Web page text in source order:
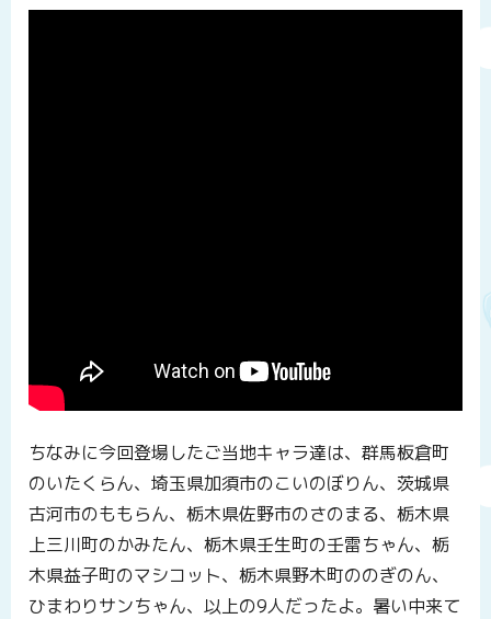
ちなみに今回登場したご当地キャラ達は、群馬板倉町
のいたくらん、埼玉県加須市のこいのぼりん、茨城県
古河市のももらん、栃木県佐野市のさのまる、栃木県
上三川町のかみたん、栃木県壬生町の壬雷ちゃん、栃
木県益子町のマシコット、栃木県野木町ののぎのん、
ひまわりサンちゃん、以上の9人だったよ。暑い中来て